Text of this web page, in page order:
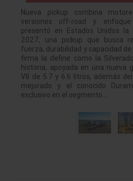
Nueva pickup combina
versiones off-road y enfoque
presentó en Estados Unidos la
2027, una pickup que busca
fuerza, durabilidad y capacidad
firma la define como la
historia, apoyada en una nueva
V8 de 5.7 y 6.6 litros, además
mejorado y el conocido
exclusivo en el segmento.…